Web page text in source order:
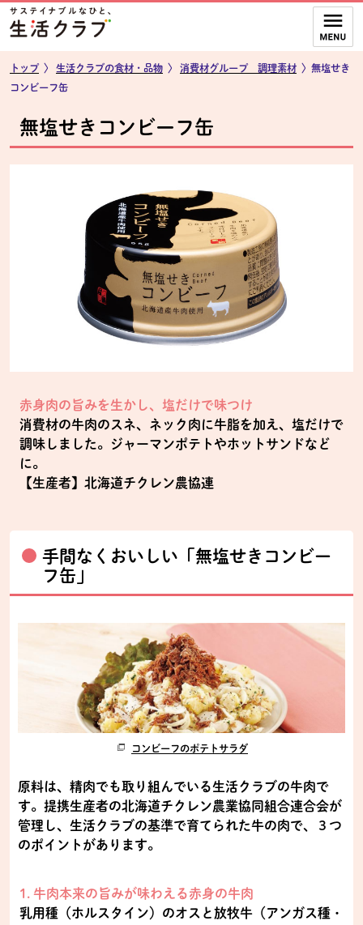
ページの先頭です。
本文へジャンプする。
トップ 〉 生活クラブの食材・品物 〉 消費材グループ 調理素材 〉無塩せき
コンビーフ缶
無塩せきコンビーフ缶
赤身肉の旨みを生かし、塩だけで味つけ
消費材の牛肉のスネ、ネック肉に牛脂を加え、塩だけで
調味しました。ジャーマンポテトやホットサンドなど
に。
【生産者】北海道チクレン農協連
手間なくおいしい「無塩せきコンビー
フ缶」
コンビーフのポテトサラダ
原料は、精肉でも取り組んでいる生活クラブの牛肉で
す。提携生産者の北海道チクレン農業協同組合連合会が
管理し、生活クラブの基準で育てられた牛の肉で、３つ
のポイントがあります。
1. 牛肉本来の旨みが味わえる赤身の牛肉
乳用種（ホルスタイン）のオスと放牧牛（アンガス種・